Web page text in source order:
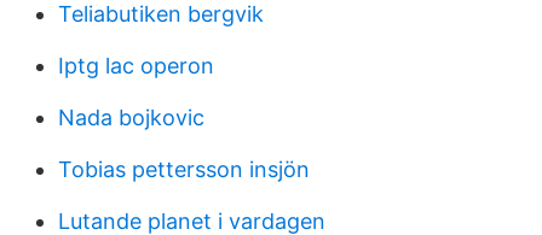
Teliabutiken bergvik
Iptg lac operon
Nada bojkovic
Tobias pettersson insjön
Lutande planet i vardagen